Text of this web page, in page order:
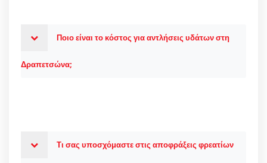
Ποιο είναι το κόστος για αντλήσεις υδάτων στη
Δραπετσώνα;
Τι σας υποσχόμαστε στις αποφράξεις φρεατίων